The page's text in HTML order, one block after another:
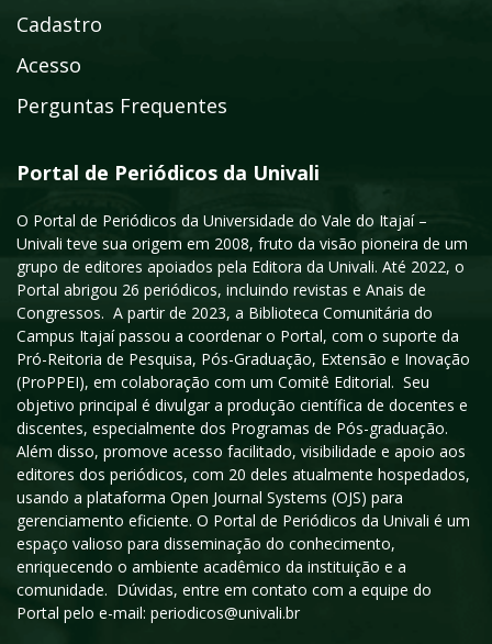
Cadastro
Acesso
Perguntas Frequentes
Portal de Periódicos da Univali
O Portal de Periódicos da Universidade do Vale do Itajaí –
Univali teve sua origem em 2008, fruto da visão pioneira de um
grupo de editores apoiados pela Editora da Univali. Até 2022, o
Portal abrigou 26 periódicos, incluindo revistas e Anais de
Congressos. A partir de 2023, a Biblioteca Comunitária do
Campus Itajaí passou a coordenar o Portal, com o suporte da
Pró-Reitoria de Pesquisa, Pós-Graduação, Extensão e Inovação
(ProPPEI), em colaboração com um Comitê Editorial. Seu
objetivo principal é divulgar a produção científica de docentes e
discentes, especialmente dos Programas de Pós-graduação.
Além disso, promove acesso facilitado, visibilidade e apoio aos
editores dos periódicos, com 20 deles atualmente hospedados,
usando a plataforma Open Journal Systems (OJS) para
gerenciamento eficiente. O Portal de Periódicos da Univali é um
espaço valioso para disseminação do conhecimento,
enriquecendo o ambiente acadêmico da instituição e a
comunidade. Dúvidas, entre em contato com a equipe do
Portal pelo e-mail: periodicos@univali.br